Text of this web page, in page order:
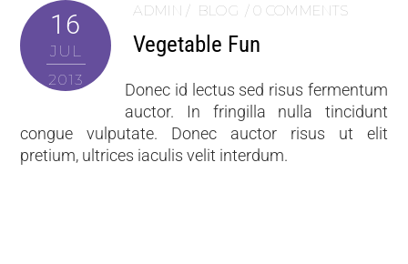
16
JUL
2013
ADMIN BLOG 0 COMMENTS
Vegetable Fun
Donec id lectus sed risus fermentum
auctor. In fringilla nulla tincidunt
congue vulputate. Donec auctor risus ut elit
pretium, ultrices iaculis velit interdum.